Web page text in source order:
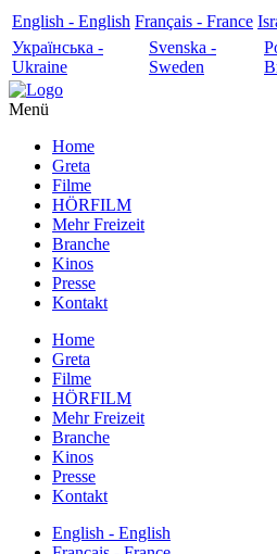
English - English Français - France
Українська -
Ukraine
Svenska -
Sweden
Menü
Home
Greta
Filme
HÖRFILM
Mehr Freizeit
Branche
Kinos
Presse
Kontakt
Home
Greta
Filme
HÖRFILM
Mehr Freizeit
Branche
Kinos
Presse
Kontakt
English - English